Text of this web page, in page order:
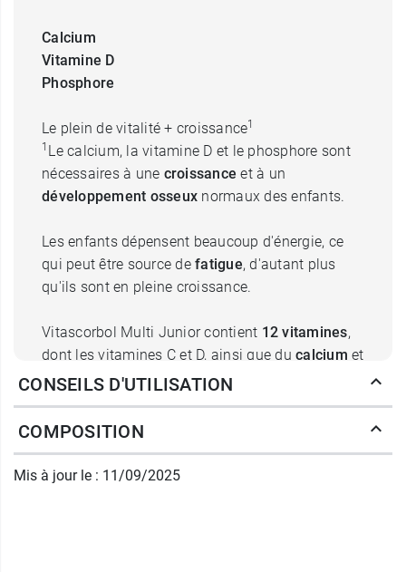
Calcium
Vitamine D
Phosphore
Le plein de vitalité + croissance1
1 Le calcium, la vitamine D et le phosphore sont
nécessaires à une croissanceet à un
développement osseux normaux des enfants.
Les enfants dépensent beaucoup d'énergie, ce
qui peut être source de fatigue, d'autant plus
qu'ils sont en pleine croissance.
Vitascorbol Multi Junior contient 12 vitamines,
dont les vitamines C et D, ainsi que du calcium et
duphosphore. Il apporte aux enfants les
croissanceet au bon développement de leurs os.
Dès 4 ans.
CONSEILS D'UTILISATION
COMPOSITION
Mis à jour le : 11/09/2025